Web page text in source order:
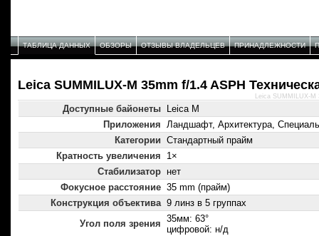
ТАБЛИЦА ДАННЫХ ОБЗОРЫ ОТЗЫВЫ ВЛАДЕЛЬЦЕВ ПРИНАДЛЕЖНОСТИ
Leica SUMMILUX-M 35mm f/1.4 ASPH
Доступные байонеты
Leica M
Приложения Ландшафт, Архитектура,
Категории Стандартный прайм
Кратность увеличения
1×
Стабилизатор нет
Фокусное расстояние 35 mm (прайм)
Конструкция объектива 9 линз в 5 группах
Угол поля зрения 35мм: 63°
цифровой: н/д
Leica SUMMILUX-M